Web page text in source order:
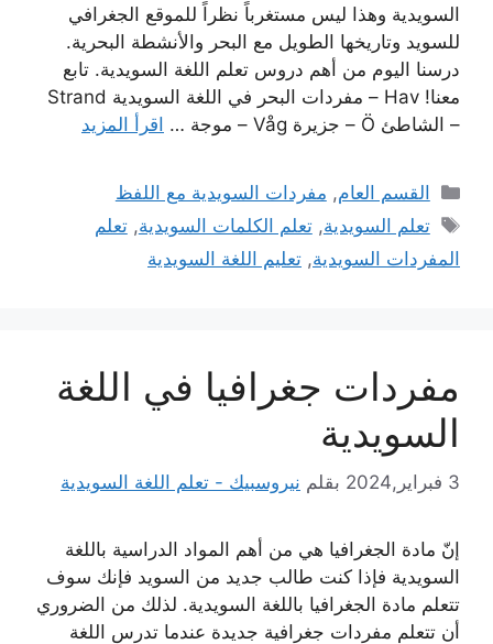
السويدية وهذا ليس مستغرباً نظراً للموقع الجغرافي
للسويد وتاريخها الطويل مع البحر والأنشطة البحرية.
درسنا اليوم من أهم دروس تعلم اللغة السويدية. تابع
معنا! Hav – مفردات البحر في اللغة السويدية Strand
– الشاطئ Ö – جزيرة Våg – موجة …
اقرأ المزيد
التصنيفات
القسم العام, مفردات السويدية مع اللفظ
الوسوم
تعلم السويدية,تعلم الكلمات السويدية,تعلم
المفردات السويدية, تعليم اللغة السويدية
مفردات جغرافيا في اللغة
السويدية
3 فبراير,2024 بقلم نيروسبيك - تعلم اللغة السويدية
إنّ مادة الجغرافيا هي من أهم المواد الدراسية باللغة
السويدية فإذا كنت طالب جديد من السويد فإنك سوف
تتعلم مادة الجغرافيا باللغة السويدية. لذلك من الضروري
أن تتعلم مفردات جغرافية جديدة عندما تدرس اللغة